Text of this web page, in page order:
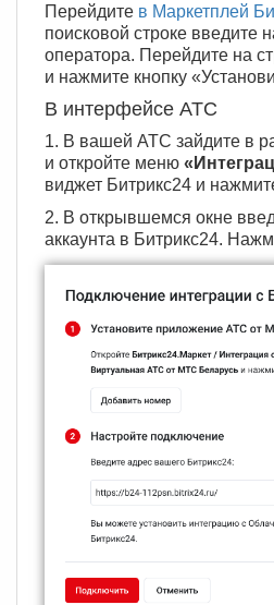
Перейдите в Маркетплей
поисковой строке введите
оператора. Перейдите на
и нажмите кнопку
В интерфейсе АТС
1. В вашей АТС зайдите в
и откройте меню
виджет Битрикс24 и
2. В открывшемся окне
аккаунта в Битрикс24.